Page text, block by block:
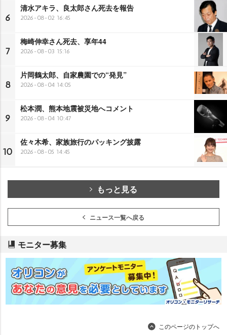
6
清水アキラ、良太郎さん死去を報告
2026-08-02 16:45
7
梅崎伸幸さん死去、享年44
2026-08-03 15:16
8
片岡鶴太郎、自家農園での“発見”
2026-08-04 14:05
9
松本潤、熊本地震被災地へコメント
2026-08-04 10:47
10
佐々木希、家族旅行のパッキング披露
2026-08-05 14:45
もっと見る
ニュース一覧へ戻る
モニター募集
このページのトップへ